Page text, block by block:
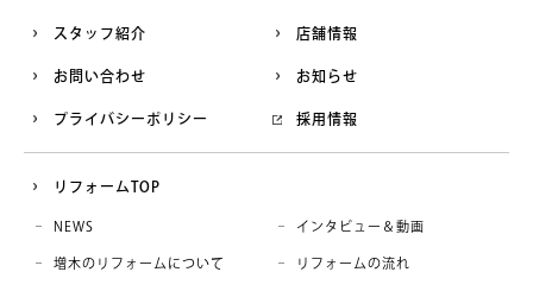
スタッフ紹介 店舗情報
お問い合わせ お知らせ
プライバシーポリシー 採用情報
リフォームTOP
NEWS インタビュー＆動画
増木のリフォームについて リフォームの流れ